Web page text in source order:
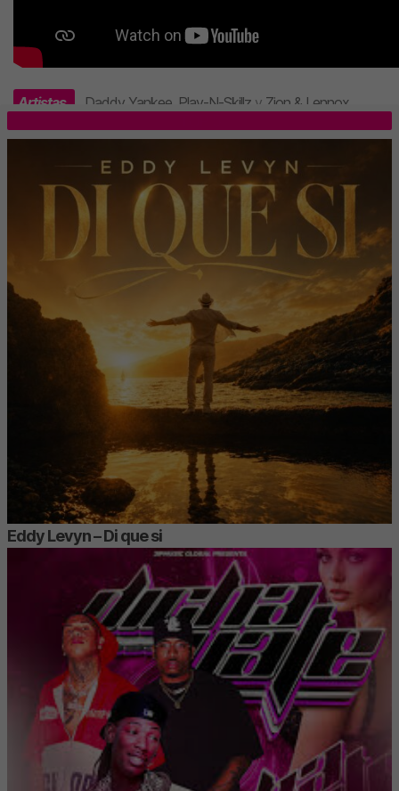
Artistas Daddy Yankee Play-N-Skillz y Zion & Lennox
Eddy Levyn – Di que si